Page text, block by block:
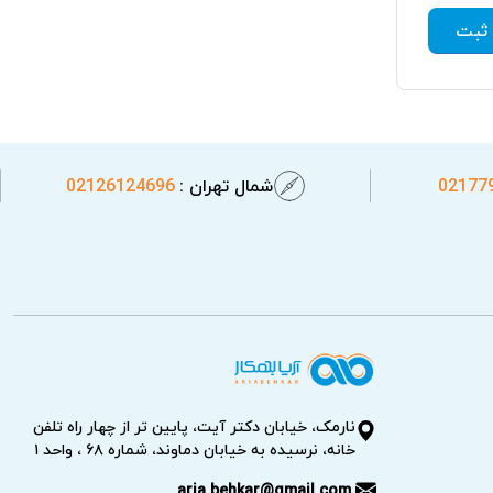
ثبت
شمال تهران :02126124696
نارمک، خیابان دکتر آیت، پایین تر از چهار راه تلفن
خانه، نرسیده به خیابان دماوند، شماره ۶۸ ، واحد ۱